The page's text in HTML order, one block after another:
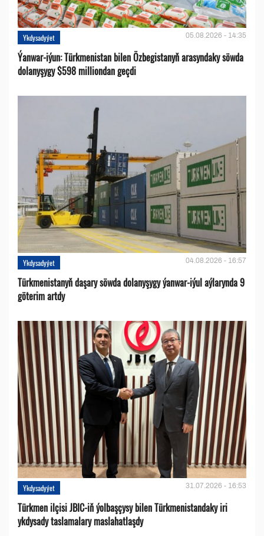
Ykdysadyýet 05.08.2026 - 14:35
Ýanwar-iýun: Türkmenistan bilen Özbegistanyň arasyndaky söwda
dolanyşygy $598 milliondan geçdi
Ykdysadyýet 04.08.2026 - 16:57
Türkmenistanyň daşary söwda dolanyşygy ýanwar-iýul aýlarynda 9
göterim artdy
Ykdysadyýet 31.07.2026 - 16:53
Türkmen ilçisi JBIC-iň ýolbaşçysy bilen Türkmenistandaky iri
ykdysady taslamalary maslahatlaşdy